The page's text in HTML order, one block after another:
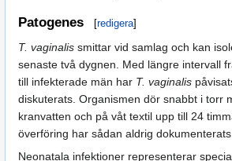
Patogenes [redigera]
T. vaginalis smittar vid samlag och kan
senaste två dygnen. Med längre intervall
till infekterade män har T. vaginalis
diskuterats. Organismen dör snabbt i torr
kranvatten och på våt textil upp till 24
överföring har sådan aldrig
Neonatala infektioner representerar